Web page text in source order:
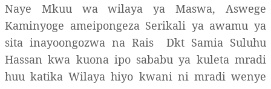
Naye Mkuu wa wilaya ya Maswa, Aswege
Kaminyoge ameipongeza Serikali ya awamu ya
sita inayoongozwa na Rais Dkt Samia Suluhu
Hassan kwa kuona ipo sababu ya kuleta mradi
huu katika Wilaya hiyo kwani ni mradi wenye